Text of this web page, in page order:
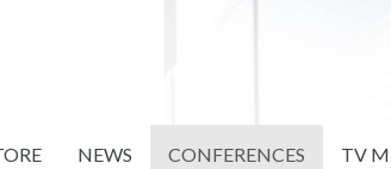
NEWS CONFERENCES TV